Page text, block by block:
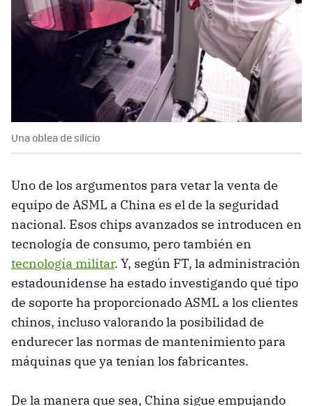
Una oblea de silicio
Uno de los argumentos para vetar la venta de
equipo de ASML a China es el de la seguridad
nacional. Esos chips avanzados se introducen en
tecnología de consumo, pero también en
tecnología militar. Y, según FT, la administración
estadounidense ha estado investigando qué tipo
de soporte ha proporcionado ASML a los clientes
chinos, incluso valorando la posibilidad de
endurecer las normas de mantenimiento para
máquinas que ya tenían los fabricantes.
De la manera que sea, China sigue empujando